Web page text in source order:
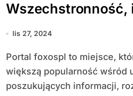
Wszechstronność,
jakość treści w
lis 27, 2024
Portal foxospl to miejsce, które zyskuje coraz
większą popularność wśród
poszukujących informacji,